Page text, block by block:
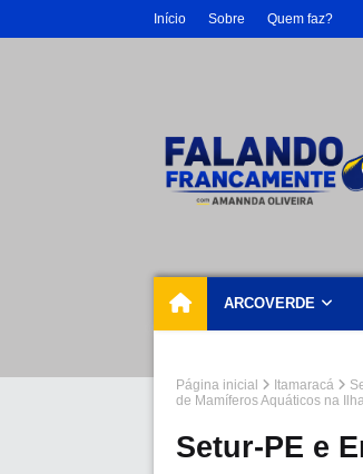
Início Sobre Quem faz?
ARCOVERDE
Página inicial Itamaracá
de Mamíferos Aquáticos na
Setur-PE e